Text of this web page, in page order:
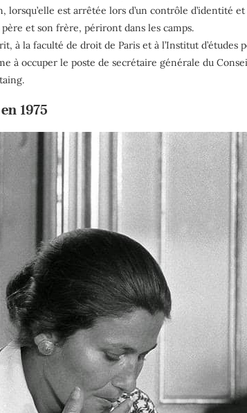
lorsqu’elle est arrêtée lors d’un contrôle
et son frère, périront dans les camps.
à la faculté de droit de Paris et à l’Institut
à occuper le poste de secrétaire générale du
1975